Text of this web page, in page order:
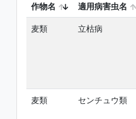
作物名 適用病害虫名
麦類
立枯病
麦類
センチュウ類